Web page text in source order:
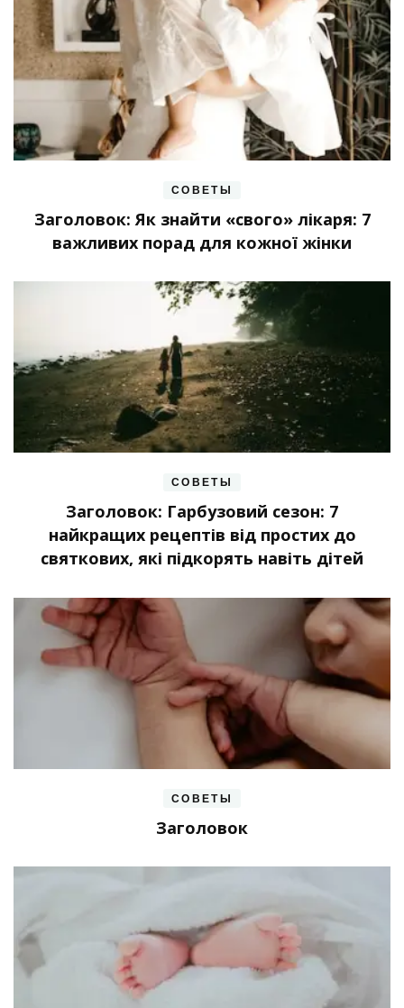
СОВЕТЫ
Заголовок: Як знайти «свого» лікаря: 7
важливих порад для кожної жінки
СОВЕТЫ
Заголовок: Гарбузовий сезон: 7
найкращих рецептів від простих до
святкових, які підкорять навіть дітей
СОВЕТЫ
Заголовок